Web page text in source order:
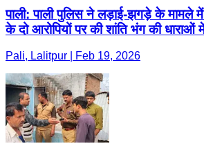
पाली: पाली पुलिस ने लड़ाई-झगड़े के मामले में
के दो आरोपियों पर की शांति भंग की धाराओं में
Pali, Lalitpur | Feb 19, 2026